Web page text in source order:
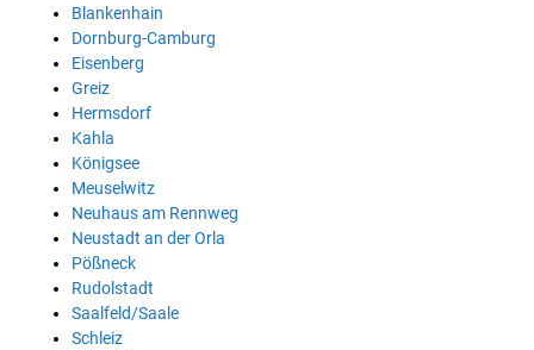
Blankenhain
Dornburg-Camburg
Eisenberg
Greiz
Hermsdorf
Kahla
Königsee
Meuselwitz
Neuhaus am Rennweg
Neustadt an der Orla
Pößneck
Rudolstadt
Saalfeld/Saale
Schleiz